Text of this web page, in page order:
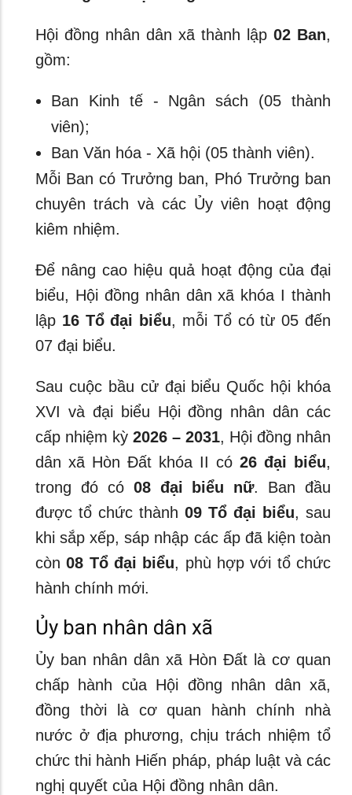
Hội đồng nhân dân xã thành lập 02 Ban,
gồm:
Ban Kinh tế - Ngân sách (05 thành
viên);
Ban Văn hóa - Xã hội (05 thành viên).
Mỗi Ban có Trưởng ban, Phó Trưởng ban
chuyên trách và các Ủy viên hoạt động
kiêm nhiệm.
Để nâng cao hiệu quả hoạt động của đại
biểu, Hội đồng nhân dân xã khóa I thành
lập 16 Tổ đại biểu, mỗi Tổ có từ 05 đến
07 đại biểu.
Sau cuộc bầu cử đại biểu Quốc hội khóa
XVI và đại biểu Hội đồng nhân dân các
cấp nhiệm kỳ 2026 – 2031, Hội đồng nhân
dân xã Hòn Đất khóa II có 26 đại biểu,
trong đó có 08 đại biểu nữ. Ban đầu
được tổ chức thành 09 Tổ đại biểu, sau
khi sắp xếp, sáp nhập các ấp đã kiện toàn
còn08 Tổ đại biểu, phù hợp với tổ chức
hành chính mới.
Ủy ban nhân dân xã
Ủy ban nhân dân xã Hòn Đất là cơ quan
chấp hành của Hội đồng nhân dân xã,
đồng thời là cơ quan hành chính nhà
nước ở địa phương, chịu trách nhiệm tổ
chức thi hành Hiến pháp, pháp luật và các
nghị quyết của Hội đồng nhân dân.